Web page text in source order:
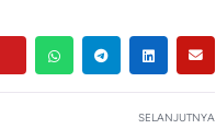
SELANJUTNYA